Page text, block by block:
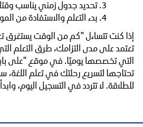
تحديد جدول زمني يناسب
بدء التعلم والاستفادة من
إذا كنت تتساءل "كم من الوقت يستغرق
تعتمد على مدى التزامك، طرق التعلم
التي تخصصها يوميًا. في موقع "على
تحتاجها لتسريع رحلتك في تعلم
للطلاقة. لا تتردد في التسجيل اليوم،